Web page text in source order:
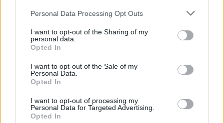
Personal Data Processing Opt Outs
I want to opt-out of the Sharing of my
personal data.
Opted In
I want to opt-out of the Sale of my
Personal Data.
Opted In
I want to opt-out of processing my
Personal Data for Targeted Advertising.
Opted In